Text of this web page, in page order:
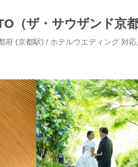
（ザ・サウザンド京都
府 (京都駅) / ホテルウエディング 対応人数: